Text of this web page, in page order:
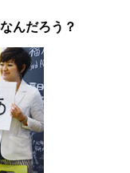
んだろう？